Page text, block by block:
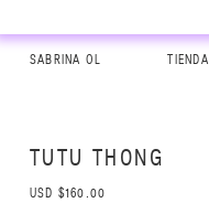
SABRINA OL TIENDA
TUTU THONG
USD $160.00